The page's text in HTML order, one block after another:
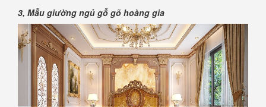
3, Mẫu giường ngủ gỗ gõ hoàng gia